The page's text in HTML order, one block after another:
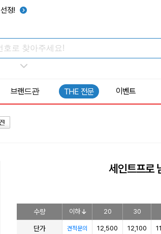
선정!
브랜드관 THE 전문 이벤트
세인트프로
수량 이하 20 30
단가 견적문의 12,500 12,100